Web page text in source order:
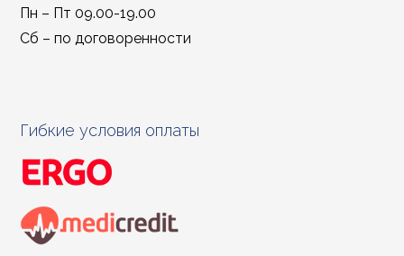
Пн – Пт 09.00-19.00
Сб – по договоренности
Гибкие условия оплаты